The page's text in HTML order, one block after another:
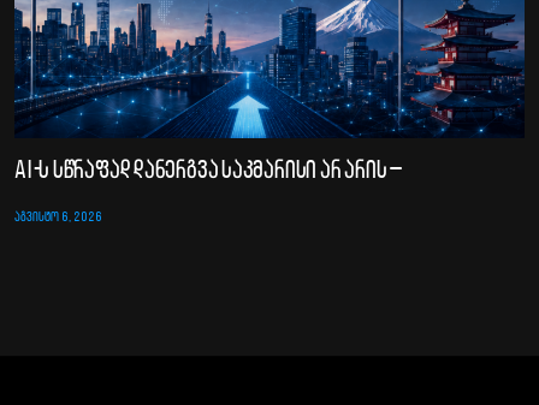
AI-ს სწრაფად დანერგვა საკმარისი არ არის –
ᲐᲒᲕᲘᲡᲢᲝ 6, 2026